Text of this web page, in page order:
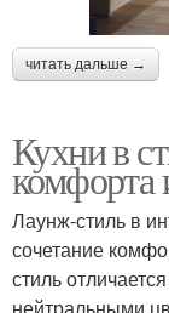
читать дальше →
Кухни в
комфорта
Лаунж-стиль в
сочетание
стиль
нейтральными